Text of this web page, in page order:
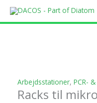
indholdet
Arbejdsstationer, PCR-
Racks til